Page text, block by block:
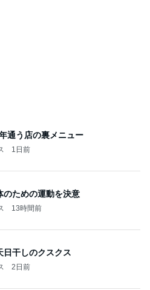
通う店の裏メニュー
1日前
のための運動を決意
13時間前
日干しのクスクス
2日前